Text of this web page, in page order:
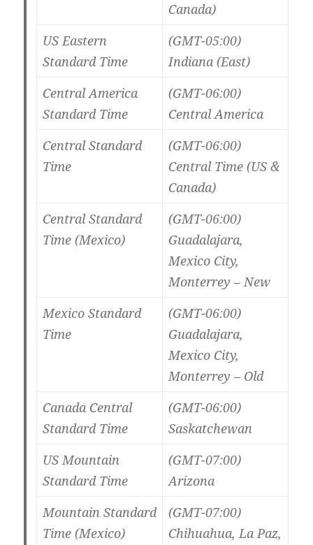
Canada)
US Eastern
Standard Time
(GMT-05:00)
Indiana (East)
Central America
Standard Time
(GMT-06:00)
Central America
Central Standard
Time
(GMT-06:00)
Central Time (US &
Canada)
Central Standard
Time (Mexico)
(GMT-06:00)
Guadalajara,
Mexico City,
Monterrey – New
Mexico Standard
Time
(GMT-06:00)
Guadalajara,
Mexico City,
Monterrey – Old
Canada Central
Standard Time
(GMT-06:00)
Saskatchewan
US Mountain
Standard Time
(GMT-07:00)
Arizona
Mountain Standard
Time (Mexico)
(GMT-07:00)
Chihuahua, La Paz,